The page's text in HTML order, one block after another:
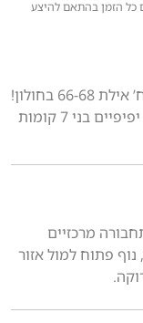
כל הזמן בהתאם להיצע
פרויקט תמ”א 38 איכותי מבית “אמניב” ברח’ אילת 66-68 בחולון!
הבניה הסתיימה! לאכלוס מיידי!!! 2 בניינים יפיפיים בני 7 קומות
מרכזיים
נוף פתוח למול אזור